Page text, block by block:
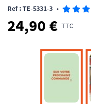
Ref : TE-5331-3 •
24,90 € TTC